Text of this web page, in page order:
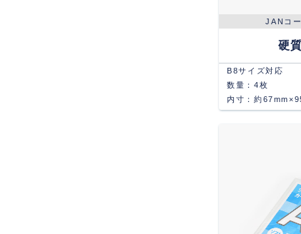
硬
B8サイズ対応
数量：4枚
内寸：約